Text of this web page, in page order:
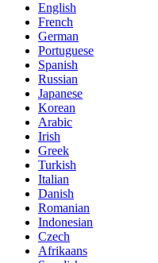
English
French
German
Portuguese
Spanish
Russian
Japanese
Korean
Arabic
Irish
Greek
Turkish
Italian
Danish
Romanian
Indonesian
Czech
Afrikaans